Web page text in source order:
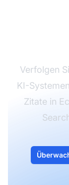
Verfolgen
KI-
Zitate in